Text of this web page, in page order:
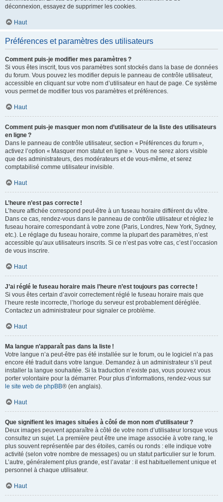
déconnexion, essayez de supprimer les cookies.
Haut
Préférences et paramètres des utilisateurs
Comment puis-je modifier mes paramètres ?
Si vous êtes inscrit, tous vos paramètres sont stockés dans la base de données
du forum. Vous pouvez les modifier depuis le panneau de contrôle utilisateur,
accessible en cliquant sur votre nom d’utilisateur en haut de page. Ce système
vous permet de modifier tous vos paramètres et préférences.
Haut
Comment puis-je masquer mon nom d’utilisateur de la liste des utilisateurs
en ligne ?
Dans le panneau de contrôle utilisateur, section « Préférences du forum »,
activez l’option « Masquer mon statut en ligne ». Vous ne serez alors visible
que des administrateurs, des modérateurs et de vous-même, et serez
comptabilisé comme utilisateur invisible.
Haut
L’heure n’est pas correcte !
L’heure affichée correspond peut-être à un fuseau horaire différent du vôtre.
Dans ce cas, rendez-vous dans le panneau de contrôle utilisateur et réglez le
fuseau horaire correspondant à votre zone (Paris, Londres, New York, Sydney,
etc.). Le réglage du fuseau horaire, comme la plupart des paramètres, n’est
accessible qu’aux utilisateurs inscrits. Si ce n’est pas votre cas, c’est l’occasion
de vous inscrire.
Haut
J’ai réglé le fuseau horaire mais l’heure n’est toujours pas correcte !
Si vous êtes certain d’avoir correctement réglé le fuseau horaire mais que
l’heure reste incorrecte, l’horloge du serveur est probablement déréglée.
Contactez un administrateur pour signaler ce problème.
Haut
Ma langue n’apparaît pas dans la liste !
Votre langue n’a peut-être pas été installée sur le forum, ou le logiciel n’a pas
encore été traduit dans votre langue. Demandez à un administrateur s’il peut
installer la langue souhaitée. Si la traduction n’existe pas, vous pouvez vous
porter volontaire pour la démarrer. Pour plus d’informations, rendez-vous sur
le site web de phpBB® (en anglais).
Haut
Que signifient les images situées à côté de mon nom d’utilisateur ?
Deux images peuvent apparaître à côté de votre nom d’utilisateur lorsque vous
consultez un sujet. La première peut être une image associée à votre rang, le
plus souvent représentée par des étoiles, carrés ou ronds : elle indique votre
activité (selon votre nombre de messages) ou un statut particulier sur le forum.
L’autre, généralement plus grande, est l’avatar : il est habituellement unique et
personnel à chaque utilisateur.
Haut